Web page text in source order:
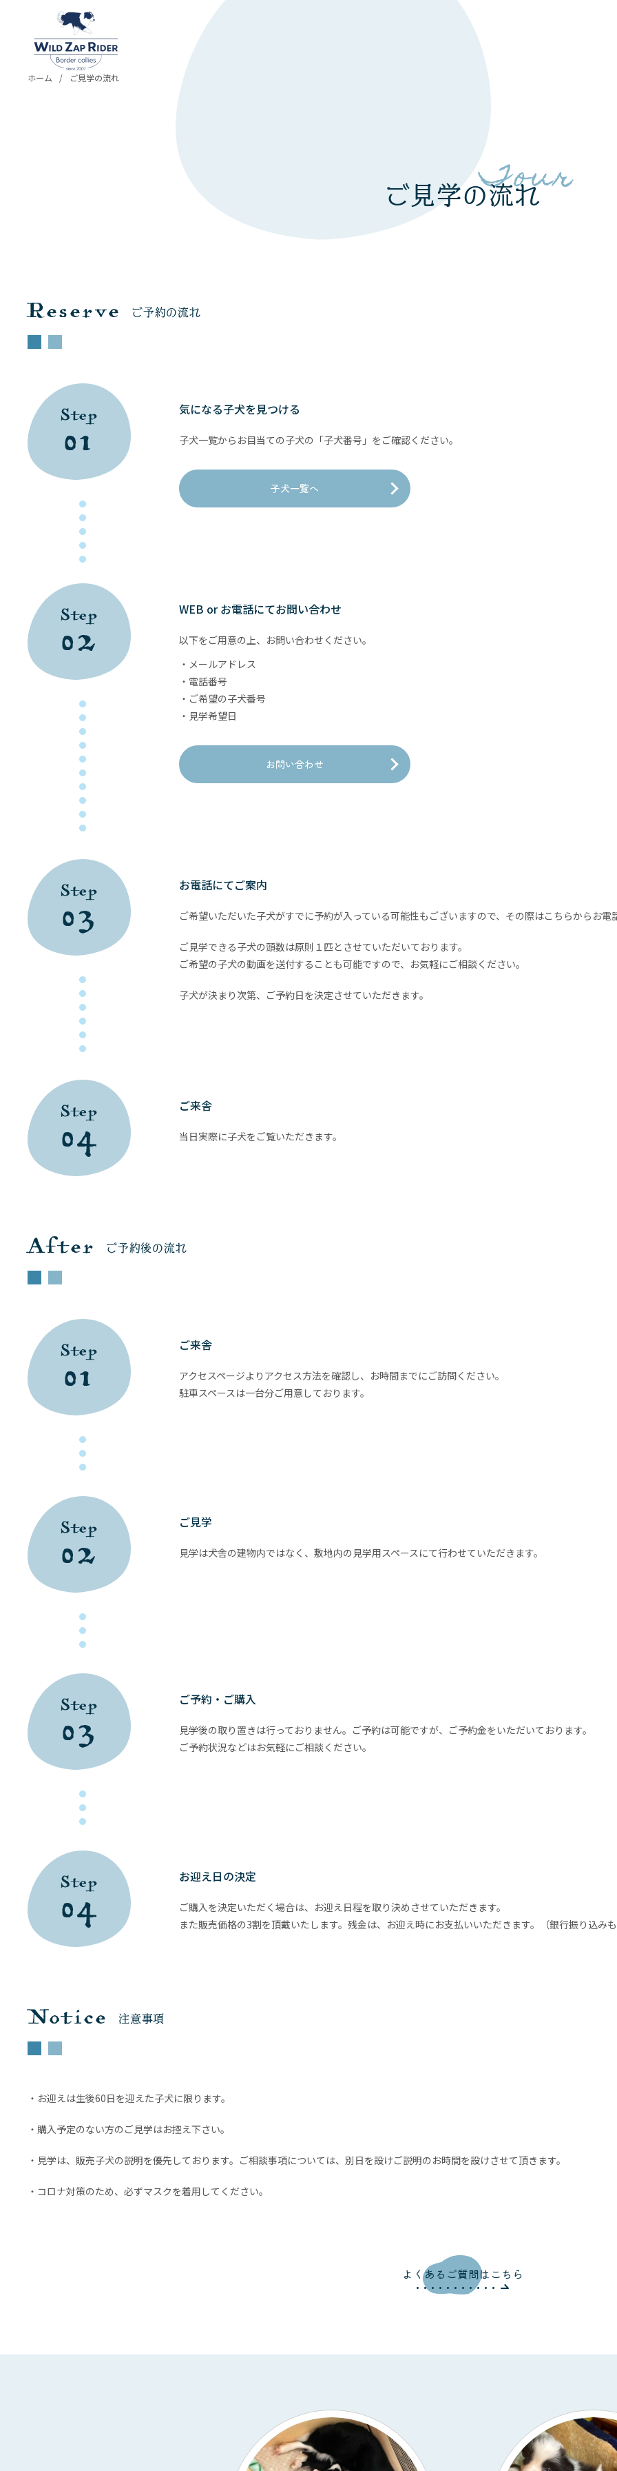
ホーム ご見学の流れ
Tour
ご見学の流れ
Reserve ご予約の流れ
Step
01 気になる子犬を見つける
子犬一覧からお目当ての子犬の「子犬番号」をご確認ください。
子犬一覧へ
Step
02 WEB or お電話にてお問い合わせ
以下をご用意の上、お問い合わせください。
・メールアドレス
・電話番号
・ご希望の子犬番号
・見学希望日
お問い合わせ
Step
03 お電話にてご案内
ご希望いただいた子犬がすでに予約が入っている可能性もございますので、その際はこちらからお電
ご見学できる子犬の頭数は原則１匹とさせていただいております。
ご希望の子犬の動画を送付することも可能ですので、お気軽にご相談ください。
子犬が決まり次第、ご予約日を決定させていただきます。
Step
04 ご来舎
当日実際に子犬をご覧いただきます。
After ご予約後の流れ
Step
01 ご来舎
アクセスページよりアクセス方法を確認し、お時間までにご訪問ください。
駐車スペースは一台分ご用意しております。
Step
02 ご見学
見学は犬舎の建物内ではなく、敷地内の見学用スペースにて行わせていただきます。
Step
03 ご予約・ご購入
見学後の取り置きは行っておりません。ご予約は可能ですが、ご予約金をいただいております。
ご予約状況などはお気軽にご相談ください。
Step
04 お迎え日の決定
ご購入を決定いただく場合は、お迎え日程を取り決めさせていただきます。
また販売価格の3割を頂戴いたします。残金は、お迎え時にお支払いいただきます。（銀行振り込みも
Notice 注意事項
・お迎えは生後60日を迎えた子犬に限ります。
・購入予定のない方のご見学はお控え下さい。
・見学は、販売子犬の説明を優先しております。ご相談事項については、別日を設けご説明のお時間を設けさせて頂きます。
・コロナ対策のため、必ずマスクを着用してください。
よくあるご質問はこちら